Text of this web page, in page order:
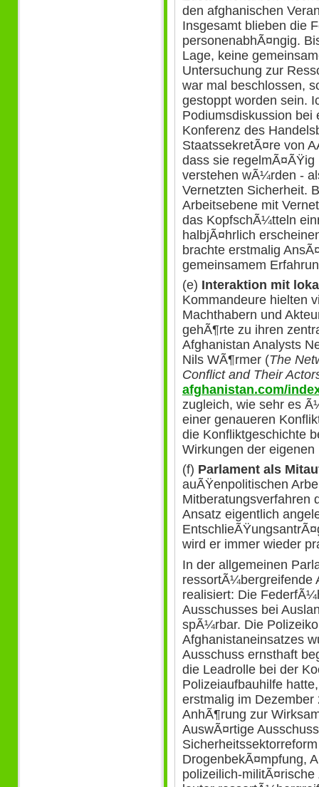
den afghanischen
Insgesamt blieben die
personenabhÃ¤ngig.
Lage, keine
Untersuchung zur
war mal beschlossen,
gestoppt worden sein.
Podiumsdiskussion bei
Konferenz des
StaatssekretÃ¤re von
dass sie
verstehen wÃ¼rden -
Vernetzten Sicherheit.
Arbeitsebene mit
das KopfschÃ¼tteln
halbjÃ¤hrlich
brachte erstmalig
gemeinsamem
(e) Interaktion mit
Kommandeure hielten
Machthabern und
gehÃ¶rte zu ihren
Afghanistan Analysts
Nils WÃ¶rmer (The
Conflict and Their
afghanistan.com/
zugleich, wie sehr es
einer genaueren
die Konfliktgeschichte
Wirkungen der
(f) Parlament als
auÃŸenpolitischen
Mitberatungsverfahren
Ansatz eigentlich
wird er immer wieder
In der allgemeinen
ressortÃ¼bergreifende
realisiert: Die
Ausschusses bei
spÃ¼rbar. Die
Afghanistaneinsatzes
Ausschuss ernsthaft
die Leadrolle bei der
Polizeiaufbauhilfe
erstmalig im
AnhÃ¶rung zur
AuswÃ¤rtige
DrogenbekÃ¤mpfung,
polizeilich-